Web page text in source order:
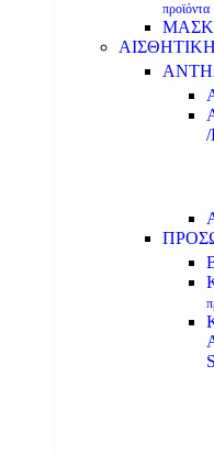
προϊόντα
ΑΙΣΘΗΤΙΚΗ
/